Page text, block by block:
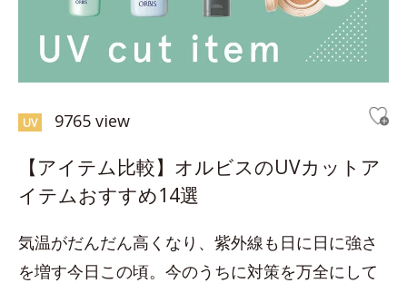
UV 9765 view
【アイテム比較】オルビスのUVカットア
イテムおすすめ14選
気温がだんだん高くなり、紫外線も日に日に強さ
を増す今日この頃。今のうちに対策を万全にして